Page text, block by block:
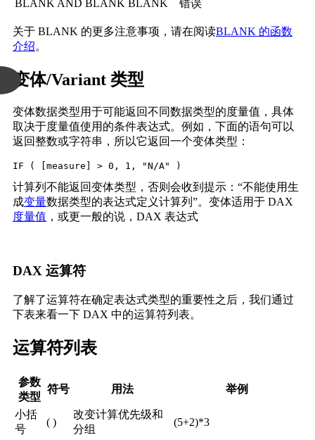
BLANK AND BLANK BLANK 错误
关于 BLANK 的更多注意事项，请在阅读BLANK 的函数
介绍。
变体/Variant 类型
变体数据类型用于可能返回不同数据类型的度量值，具体
取决于度量值使用的条件表达式。 例如，下面的语句可以
返回整数或字符串，所以它返回一个变体类型：
IF ( [measure] > 0, 1, "N/A" )
计算列不能返回变体类型，否则会收到提示：“不能使用生
成变量数据类型的表达式定义计算列”。变体适用于 DAX
度量值 ，或更一般的说，DAX 表达式
DAX 运算符
了解了运算符在确定表达式类型的重要性之后，我们通过
下表来看一下 DAX 中的运算符列表。
运算符列表
参数
类型
符号 用法 举例
小括
号
( )
改变计算优先级和
分组
(5+2)*3